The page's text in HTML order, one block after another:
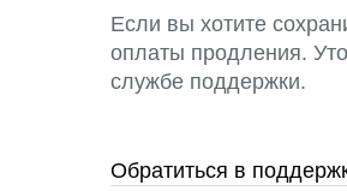
Если вы хотите
оплаты продления.
службе поддержки.
Обратиться в